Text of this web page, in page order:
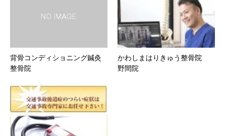
背骨コンディショニング鍼灸
整骨院
かわしまはりきゅう整骨院
野間院